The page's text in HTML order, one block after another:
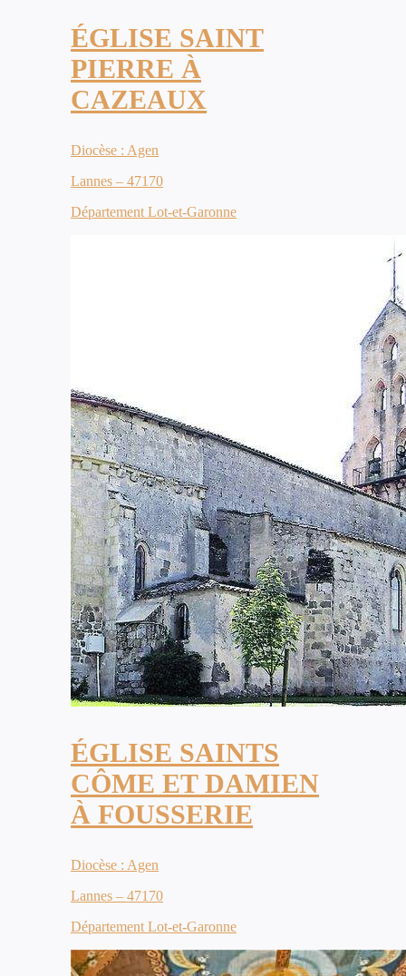
ÉGLISE SAINT
PIERRE À
CAZEAUX
Diocèse : Agen
Lannes – 47170
Département Lot-et-Garonne
ÉGLISE SAINTS
CÔME ET DAMIEN
À FOUSSERIE
Diocèse : Agen
Lannes – 47170
Département Lot-et-Garonne